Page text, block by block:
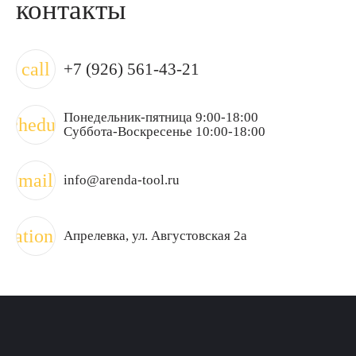
контакты
call +7 (926) 561-43-21
scheduleПонедельник-пятница 9:00-18:00
Суббота-Воскресенье 10:00-18:00
mail info@arenda-tool.ru
Апрелевка, ул. Августовская 2а